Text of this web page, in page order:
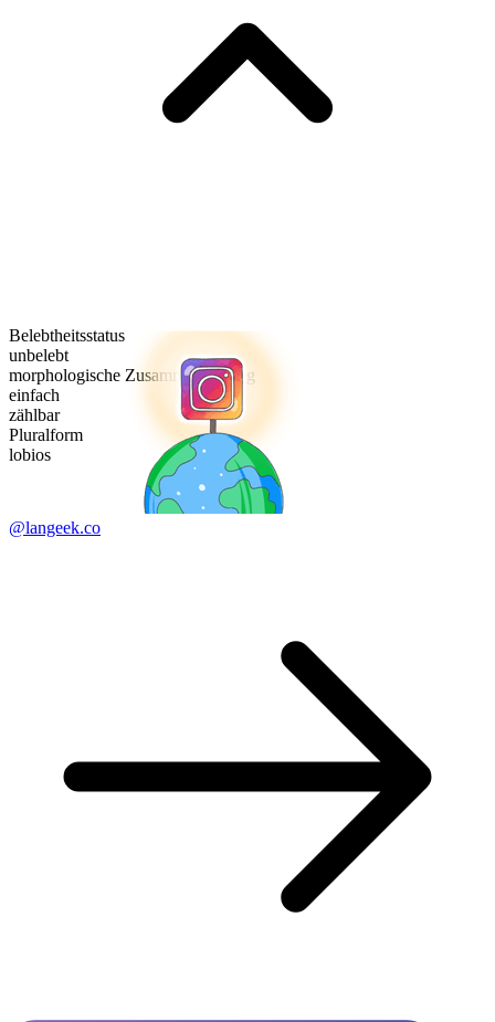
Belebtheitsstatus
unbelebt
morphologische Zusammensetzung
einfach
zählbar
Pluralform
lobios
@langeek.co